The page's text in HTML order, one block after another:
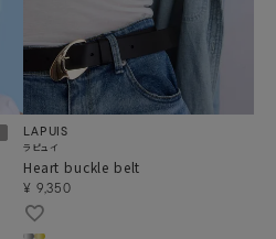
LAPUIS
ラピュイ
Heart buckle belt
¥ 9,350